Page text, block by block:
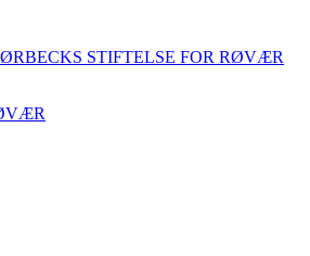
STIFTELSE FOR RØVÆR